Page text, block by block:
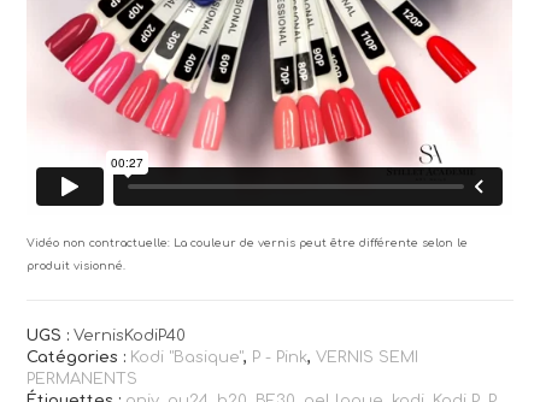
Vidéo non contractuelle: La couleur de vernis peut être différente selon le
produit visionné.
UGS :VernisKodiP40
Catégories : Kodi "Basique", P - Pink,VERNIS SEMI
PERMANENTS